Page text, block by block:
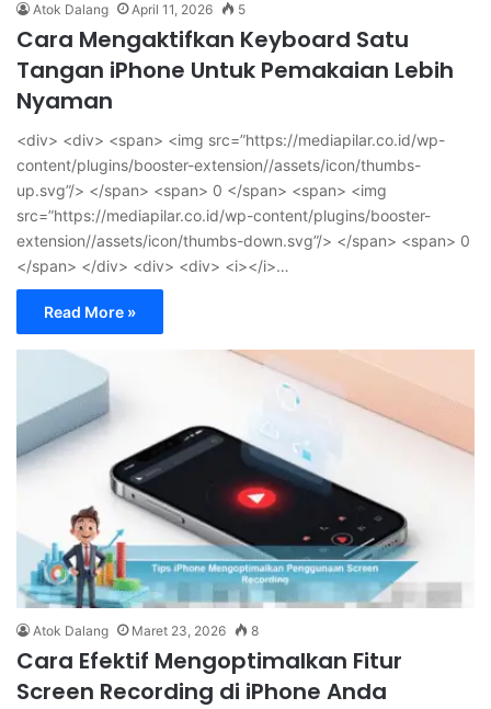
Atok Dalang April 11, 2026 5
Cara Mengaktifkan Keyboard Satu
Tangan iPhone Untuk Pemakaian Lebih
Nyaman
<div> <div> <span> <img src=”https://mediapilar.co.id/wp-
content/plugins/booster-extension//assets/icon/thumbs-
up.svg”/> </span> <span> 0 </span> <span> <img
src=”https://mediapilar.co.id/wp-content/plugins/booster-
extension//assets/icon/thumbs-down.svg”/> </span> <span> 0
</span> </div> <div> <div> <i></i>…
Read More »
Atok Dalang Maret 23, 2026 8
Cara Efektif Mengoptimalkan Fitur
Screen Recording di iPhone Anda